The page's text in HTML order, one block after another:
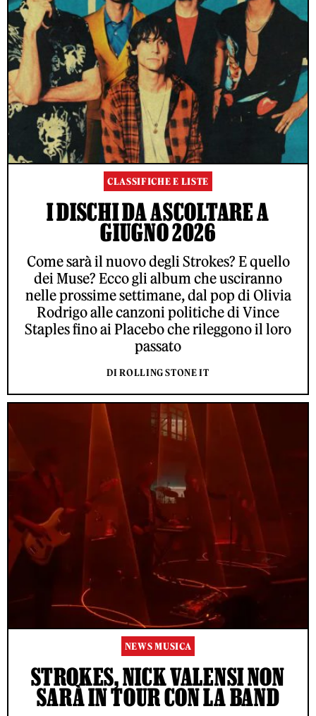
CLASSIFICHE E LISTE
I DISCHI DA ASCOLTARE A
GIUGNO 2026
Come sarà il nuovo degli Strokes? E quello
dei Muse? Ecco gli album che usciranno
nelle prossime settimane, dal pop di Olivia
Rodrigo alle canzoni politiche di Vince
Staples fino ai Placebo che rileggono il loro
passato
DI ROLLING STONE IT
NEWS MUSICA
STROKES, NICK VALENSI NON
SARÀ IN TOUR CON LA BAND